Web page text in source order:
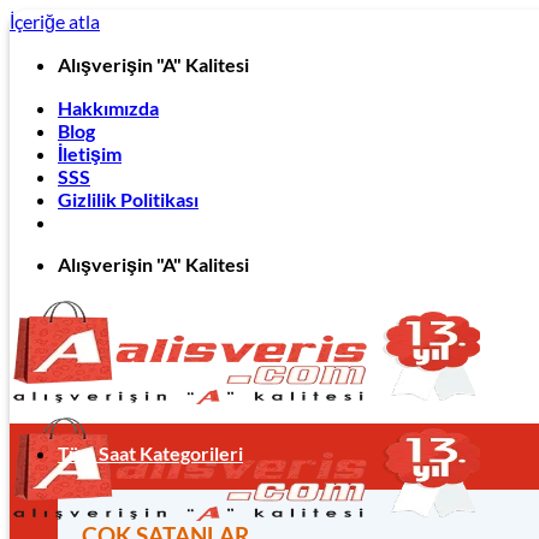
İçeriğe atla
Alışverişin "A" Kalitesi
Hakkımızda
Blog
İletişim
SSS
Gizlilik Politikası
Alışverişin "A" Kalitesi
Tüm Saat Kategorileri